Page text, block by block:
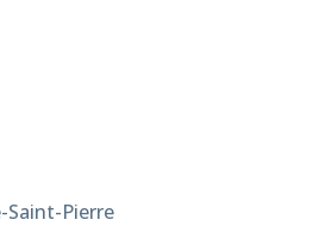
Saint-Pierre